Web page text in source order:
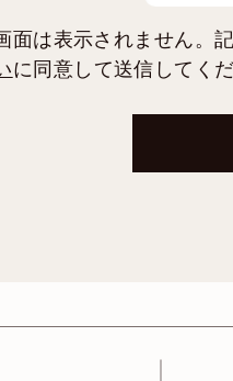
面は表示されません。
に同意して送信してくだ